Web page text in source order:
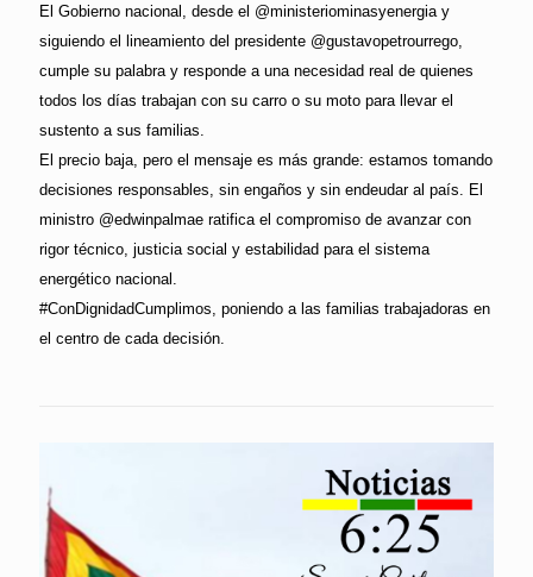
El Gobierno nacional, desde el @ministeriominasyenergia y
siguiendo el lineamiento del presidente @gustavopetrourrego,
cumple su palabra y responde a una necesidad real de quienes
todos los días trabajan con su carro o su moto para llevar el
sustento a sus familias.
El precio baja, pero el mensaje es más grande: estamos tomando
decisiones responsables, sin engaños y sin endeudar al país. El
ministro @edwinpalmae ratifica el compromiso de avanzar con
rigor técnico, justicia social y estabilidad para el sistema
energético nacional.
#ConDignidadCumplimos, poniendo a las familias trabajadoras en
el centro de cada decisión.